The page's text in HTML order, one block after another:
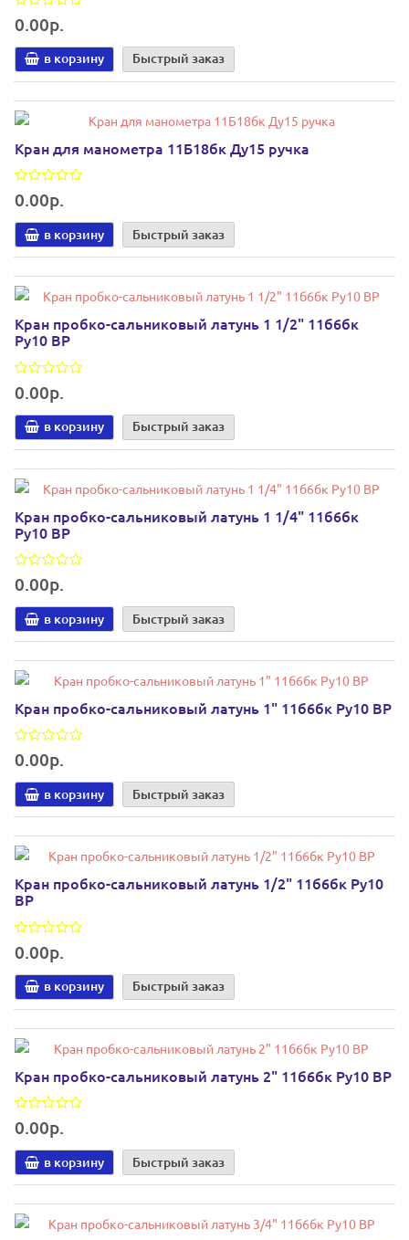
0.00р.
в корзину Быстрый заказ
Кран для манометра 11Б18бк Ду15 ручка
0.00р.
в корзину Быстрый заказ
Кран пробко-сальниковый латунь 1 1/2" 11б6бк
Ру10 ВР
0.00р.
в корзину Быстрый заказ
Кран пробко-сальниковый латунь 1 1/4" 11б6бк
Ру10 ВР
0.00р.
в корзину Быстрый заказ
Кран пробко-сальниковый латунь 1" 11б6бк Ру10 ВР
0.00р.
в корзину Быстрый заказ
Кран пробко-сальниковый латунь 1/2" 11б6бк Ру10
ВР
0.00р.
в корзину Быстрый заказ
Кран пробко-сальниковый латунь 2" 11б6бк Ру10 ВР
0.00р.
в корзину Быстрый заказ